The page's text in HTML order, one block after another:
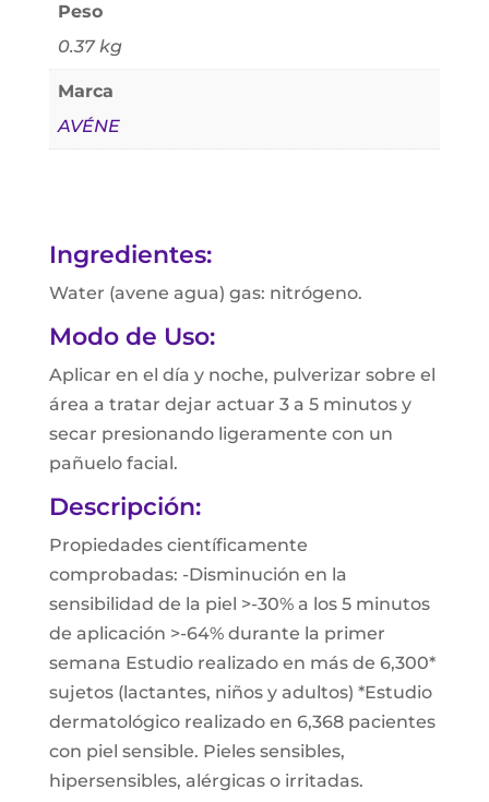
Peso
0.37 kg
Marca
AVÉNE
Ingredientes:
Water (avene agua) gas: nitrógeno.
Modo de Uso:
Aplicar en el día y noche, pulverizar sobre el
área a tratar dejar actuar 3 a 5 minutos y
secar presionando ligeramente con un
pañuelo facial.
Descripción:
Propiedades científicamente
comprobadas: -Disminución en la
sensibilidad de la piel >-30% a los 5 minutos
de aplicación >-64% durante la primer
semana Estudio realizado en más de 6,300*
sujetos (lactantes, niños y adultos) *Estudio
dermatológico realizado en 6,368 pacientes
con piel sensible. Pieles sensibles,
hipersensibles, alérgicas o irritadas.